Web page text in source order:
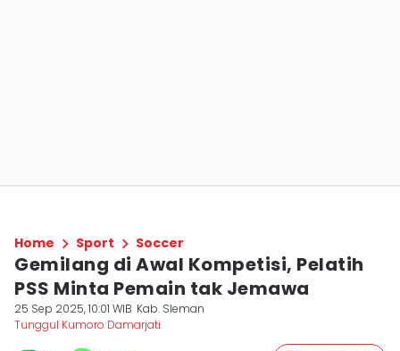
Home Sport Soccer
Gemilang di Awal Kompetisi, Pelatih
PSS Minta Pemain tak Jemawa
25 Sep 2025, 10:01 WIB Kab. Sleman
Tunggul Kumoro Damarjati